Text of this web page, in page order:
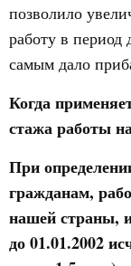
позволило
работу в период
самым дало
Когда
стажа работы
При
гражданам,
нашей страны,
до 01.01.2002